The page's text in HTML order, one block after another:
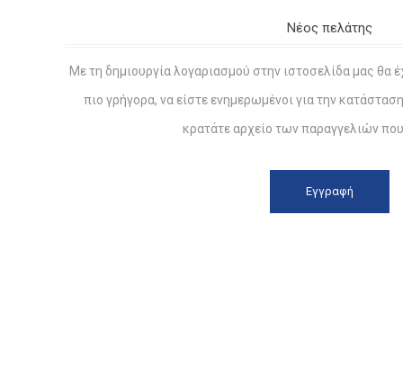
Νέος πελάτης
Με τη δημιουργία λογαριασμού στην ιστοσελίδα μας θα
πιο γρήγορα, να είστε ενημερωμένοι για την
κρατάτε αρχείο των παραγγελιών που